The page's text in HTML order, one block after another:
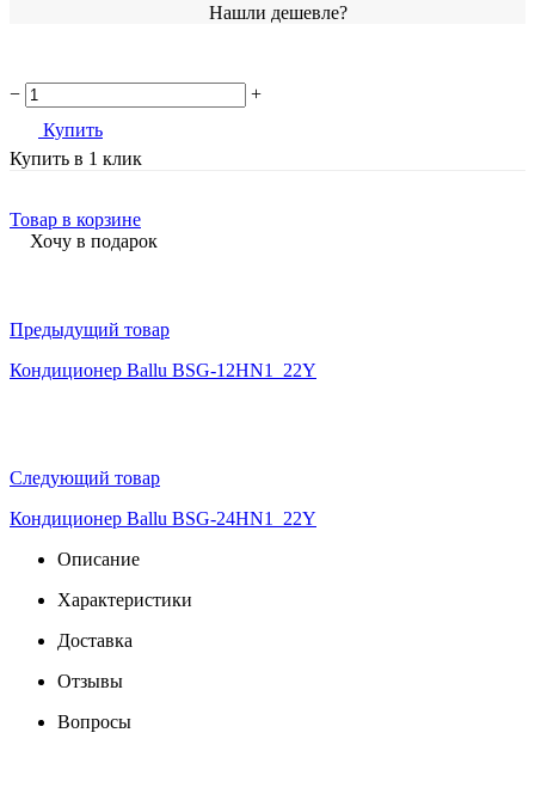
Нашли дешевле?
−
+
Купить
Купить в 1 клик
Товар в корзине
Хочу в подарок
Предыдущий товар
Кондиционер Ballu BSG-12HN1_22Y
Следующий товар
Кондиционер Ballu BSG-24HN1_22Y
Описание
Характеристики
Доставка
Отзывы
Вопросы